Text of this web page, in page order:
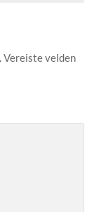
Vereiste velden